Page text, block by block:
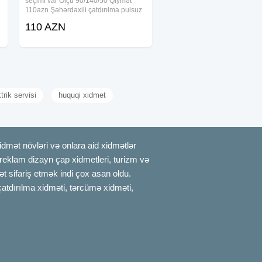
110azn Şəhərdaxili çatdırılma pulsuz
110 AZN
servisi huquqi xidmet
növləri və onlara aid xidmətlər
dizayn çap xidmetleri, turizm və
sifariş etmək indi çox asan oldu.
xidməti, tərcümə xidməti,